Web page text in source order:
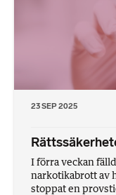
23 SEP 2025
I förra veckan
narkotikabrott av
stoppat en